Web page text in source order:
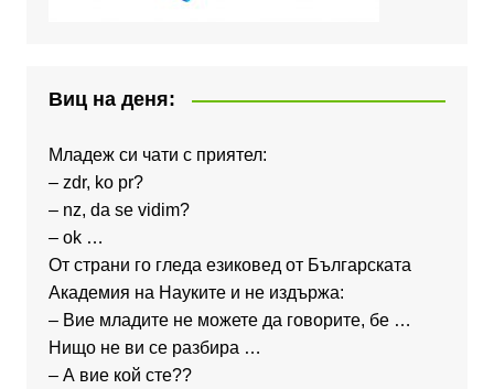
Виц на деня:
Младеж си чати с приятел:
– zdr, ko pr?
– nz, da se vidim?
– ok …
От страни го гледа езиковед от Българската
Академия на Науките и не издържа:
– Вие младите не можете да говорите, бе …
Нищо не ви се разбира …
– А вие кой сте??